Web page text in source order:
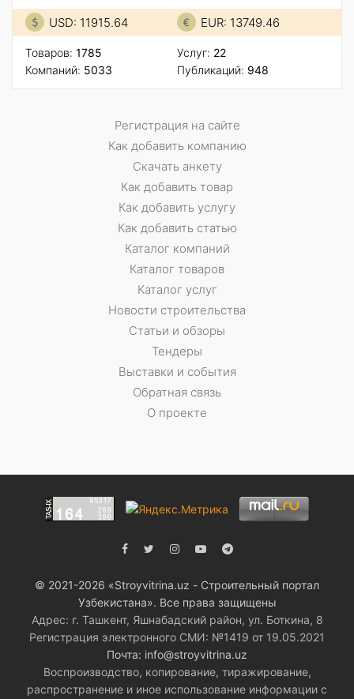
USD: 11915.64 EUR: 13749.46
Товаров: 1785
Компаний: 5033
Услуг: 22
Публикаций: 948
Регистрация на сайте
Как добавить компанию
Скачать анкету
Как добавить товар
Как добавить услугу
Как добавить статью
Каталог компаний
Каталог товаров
Каталог услуг
Новости строительства
Статьи и обзоры
Тендеры
Выставки и события
Обратная связь
О проекте
© 2021-2026 «Stroyvitrina.uz - Строительный портал
Узбекистана». Все права защищены
Адрес: г. Ташкент, Яшнабадский район, ул. Боткина, 8
Регистрация электронного СМИ: №1419 от 19.05.2021
Почта: info@stroyvitrina.uz
Воспроизводство, копирование, тиражирование,
распространение и иное использование информации с